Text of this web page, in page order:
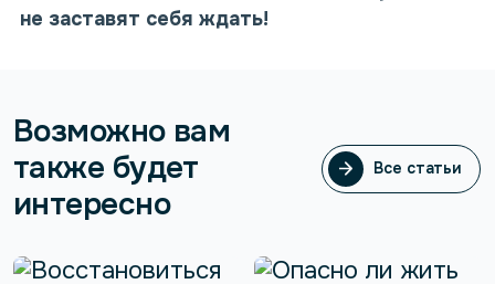
не заставят себя ждать!
Возможно вам
также будет
интересно
Все статьи
Все статьи